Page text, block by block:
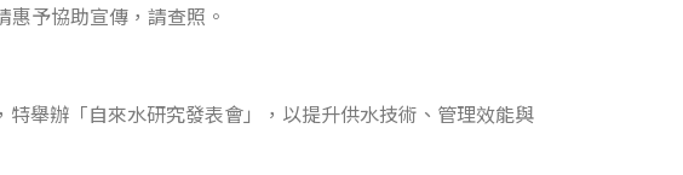
予協助宣傳，請查照。
舉辦「自來水研究發表會」，以提升供水技術、管理效能與